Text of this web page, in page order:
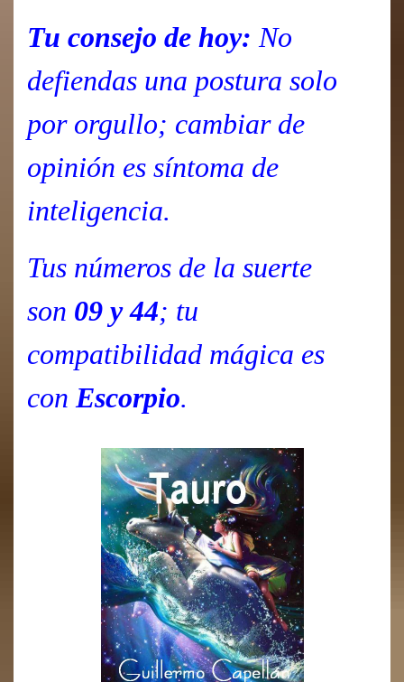
Tu consejo de hoy: No
defiendas una postura solo
por orgullo; cambiar de
opinión es síntoma de
inteligencia.
Tus números de la suerte
son 09 y 44; tu
compatibilidad mágica es
con Escorpio.